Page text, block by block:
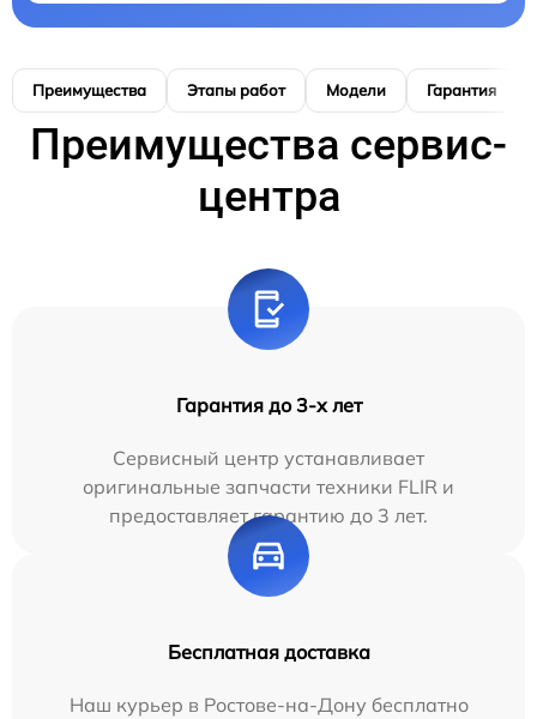
Преимущества Этапы работ Модели Гарантия
Преимущества сервис-
центра
Гарантия до 3-х лет
Сервисный центр устанавливает
оригинальные запчасти техники FLIR и
предоставляет гарантию до 3 лет.
Бесплатная доставка
Наш курьер в Ростове-на-Дону бесплатно